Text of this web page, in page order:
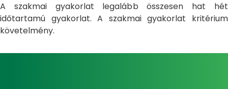
A szakmai gyakorlat legalább összesen hat hét
időtartamú gyakorlat. A szakmai gyakorlat kritérium
követelmény.